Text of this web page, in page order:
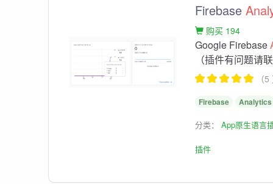
Firebase
购买 194
Google Firebase
（插件有问题请
（
Firebase Analytics
分类：App原生语言
插件